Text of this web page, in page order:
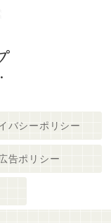
バシーポリシー
告ポリシー